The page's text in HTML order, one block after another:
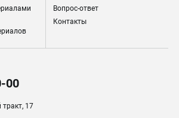
Вопрос-ответ
Контакты
00
тракт, 17